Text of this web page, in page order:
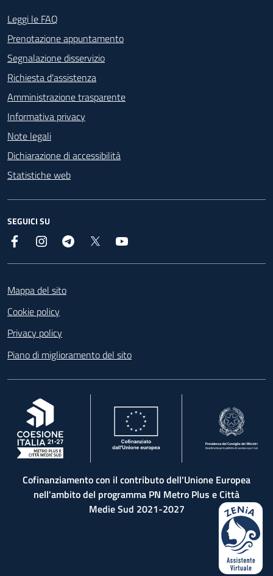
Footer - Contatti
Leggi le FAQ
Prenotazione appuntamento
Segnalazione disservizio
Richiesta d'assistenza
Amministrazione trasparente
Informativa privacy
Note legali
Dichiarazione di accessibilità
Statistiche web
SEGUICI SU
Facebook InstagramTelegram
Mappa del sito
Cookie policy
Privacy policy
Piano di miglioramento del sito
, apre in una nuova scheda
Cofinanziamento con il contributo dell'Unione Europea
nell'ambito del programma PN Metro Plus e Città
Medie Sud 2021-2027